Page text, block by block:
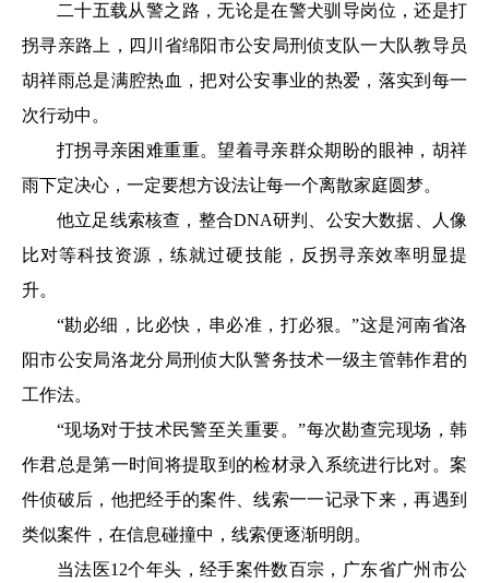
二十五载从警之路，无论是在警犬驯导岗位，还是打
拐寻亲路上，四川省绵阳市公安局刑侦支队一大队教导员
胡祥雨总是满腔热血，把对公安事业的热爱，落实到每一
次行动中。
打拐寻亲困难重重。望着寻亲群众期盼的眼神，胡祥
雨下定决心，一定要想方设法让每一个离散家庭圆梦。
他立足线索核查，整合DNA研判、公安大数据、人像
比对等科技资源，练就过硬技能，反拐寻亲效率明显提
升。
“勘必细，比必快，串必准，打必狠。”这是河南省洛
阳市公安局洛龙分局刑侦大队警务技术一级主管韩作君的
工作法。
“现场对于技术民警至关重要。”每次勘查完现场，韩
作君总是第一时间将提取到的检材录入系统进行比对。案
件侦破后，他把经手的案件、线索一一记录下来，再遇到
类似案件，在信息碰撞中，线索便逐渐明朗。
当法医12个年头，经手案件数百宗，广东省广州市公